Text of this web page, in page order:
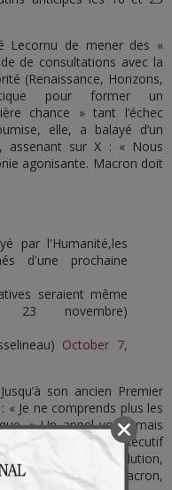
Lecornu de mener des «
de consultations avec la
(Renaissance, Horizons,
pour former un
chance » tant l’échec
elle, a balayé d’un
assenant sur X : « Nous
agonisante. Macron doit
par l'Humanité,les
d'une prochaine
seraient même
novembre)
October 7,
son ancien Premier
« Je ne comprends plus les
» Un appel voilé, mais
ce naufrage, l’exécutif
de poker : une dissolution,
révèle que Macron,